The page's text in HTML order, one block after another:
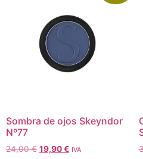
Sombra de ojos Skeyndor
Nº77
24,00€ 19,90€ IVA